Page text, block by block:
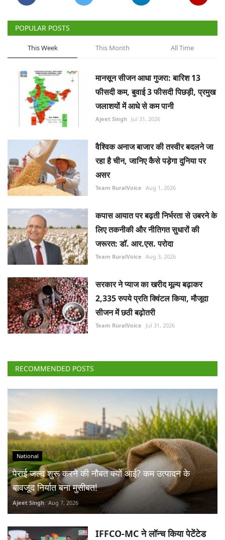
Agriculture Conclave and NACOF
Awards 2022
Agri Start-Ups
English Hindi
POPULAR POSTS
This Week This Month All Time
मानसून सीजन आधा गुजरा: बारिश 13
फीसदी कम, बुवाई 3 फीसदी पिछड़ी, प्रमुख
जलाशयों में आधे से कम पानी
Ajeet Singh Jul 31, 2026
वैश्विक अनाज बाजार की तस्वीर बदलने जा
रहा है चीन, जानिए कैसे पड़ेगा दुनिया पर
असर
Team RuralVoice Aug 1, 2026
कपास आयात पर बढ़ती निर्भरता से उबरने के
लिए तकनीकी और नीतिगत सुधारों की
जरूरत: डॉ. आर.एस. परोदा
Team RuralVoice Aug 3, 2026
सरकार ने प्याज का खरीद मूल्य बढ़ाकर
2,335 रुपये प्रति क्विंटल किया, मौजूदा
सीजन में छठी बढ़ोतरी
Team RuralVoice Jul 31, 2026
RECOMMENDED POSTS
National
पेराई जल्द शुरू करने की नौबत क्यों आई? कम उत्पादन के
बावजूद निर्यात बना मुसीबत!
Ajeet Singh Aug 7, 2026
IFFCO-MC ने लॉन्च किया पेटेंटेड